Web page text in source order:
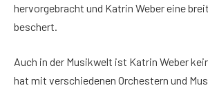
hervorgebracht und Katrin Weber eine
beschert.
Auch in der Musikwelt ist Katrin Weber
hat mit verschiedenen Orchestern und